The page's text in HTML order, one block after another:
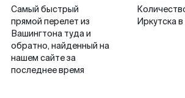
Самый быстрый
прямой перелет из
Вашингтона туда и
обратно, найденный на
нашем сайте за
последнее время
Иркутска